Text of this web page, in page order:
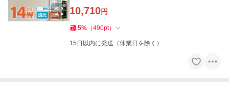
10,710円
5% （490pt）
15日以内に発送（休業日を除く）